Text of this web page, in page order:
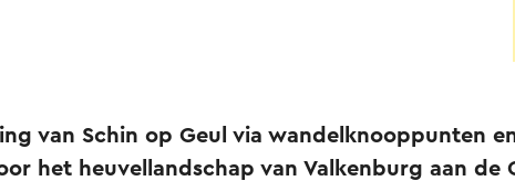
van Schin op Geul via wandelknooppunten
het heuvellandschap van Valkenburg aan de